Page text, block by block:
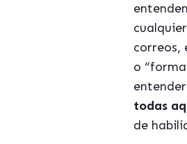
correos,
o
todas
de